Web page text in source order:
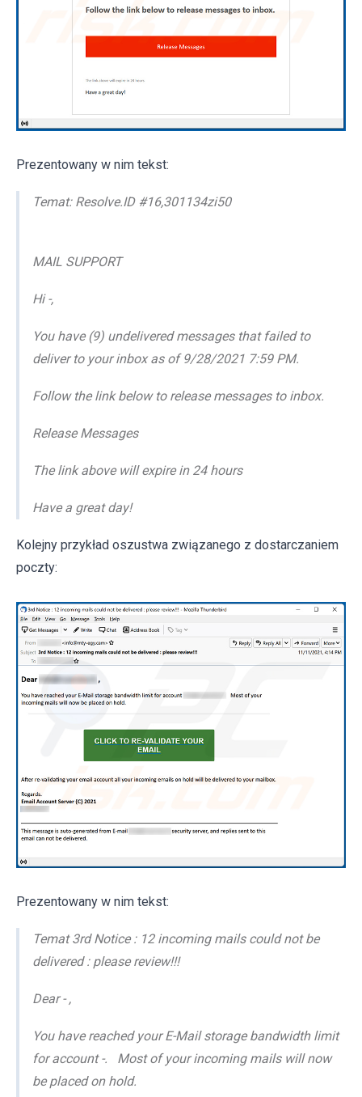
Prezentowany w nim tekst:
Temat: Resolve.ID #16,301134zi50
MAIL SUPPORT
Hi -,
You have (9) undelivered messages that failed to
deliver to your inbox as of 9/28/2021 7:59 PM.
Follow the link below to release messages to inbox.
Release Messages
The link above will expire in 24 hours
Have a great day!
Kolejny przykład oszustwa związanego z dostarczaniem
poczty:
Prezentowany w nim tekst:
Temat 3rd Notice : 12 incoming mails could not be
delivered : please review!!!
Dear - ,
You have reached your E-Mail storage bandwidth limit
for account -. Most of your incoming mails will now
be placed on hold.